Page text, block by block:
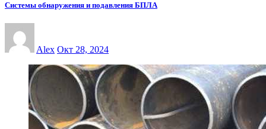
Системы обнаружения и подавления БПЛА
Alex Окт 28, 2024